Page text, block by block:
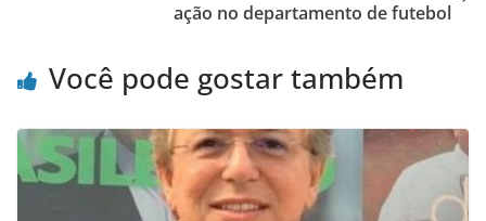
ação no departamento de futebol
Você pode gostar também